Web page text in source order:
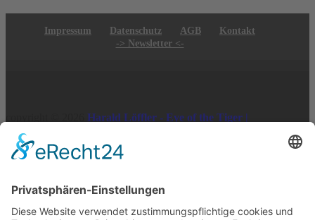
Impressum Datenschutz AGB
Kontakt
-> Newsletter <-
Harald Löffler - Eye of the Tiger |
Vertrag widerrufen